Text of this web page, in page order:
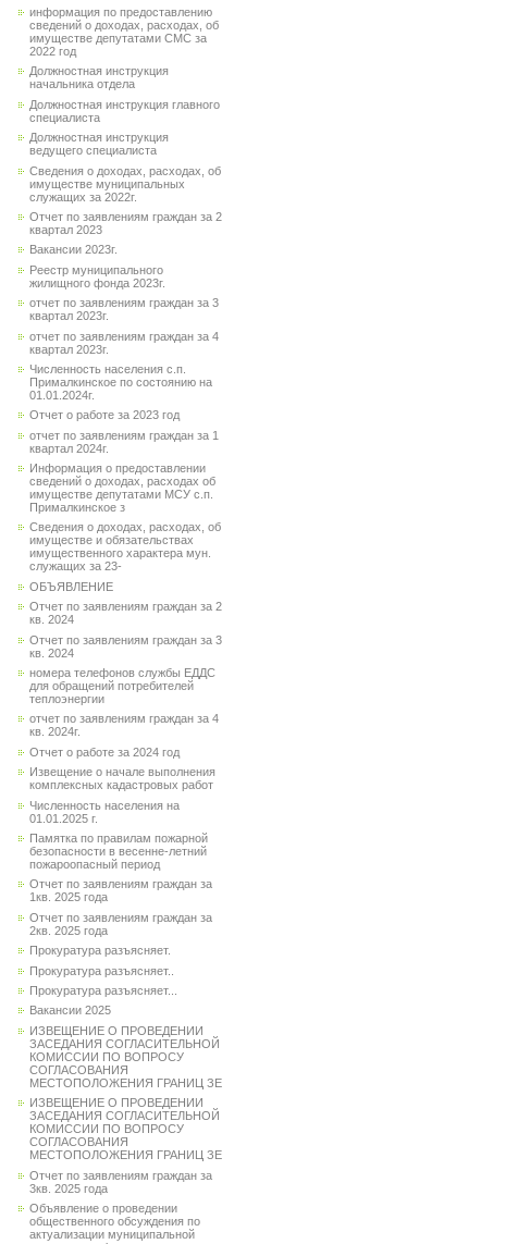
информация по предоставлению
сведений о доходах, расходах, об
имуществе депутатами СМС за
2022 год
Должностная инструкция
начальника отдела
Должностная инструкция главного
специалиста
Должностная инструкция
ведущего специалиста
Сведения о доходах, расходах, об
имуществе муниципальных
служащих за 2022г.
Отчет по заявлениям граждан за 2
квартал 2023
Вакансии 2023г.
Реестр муниципального
жилищного фонда 2023г.
отчет по заявлениям граждан за 3
квартал 2023г.
отчет по заявлениям граждан за 4
квартал 2023г.
Численность населения с.п.
Прималкинское по состоянию на
01.01.2024г.
Отчет о работе за 2023 год
отчет по заявлениям граждан за 1
квартал 2024г.
Информация о предоставлении
сведений о доходах, расходах об
имуществе депутатами МСУ с.п.
Прималкинское з
Сведения о доходах, расходах, об
имуществе и обязательствах
имущественного характера мун.
служащих за 23-
ОБЪЯВЛЕНИЕ
Отчет по заявлениям граждан за 2
кв. 2024
Отчет по заявлениям граждан за 3
кв. 2024
номера телефонов службы ЕДДС
для обращений потребителей
теплоэнергии
отчет по заявлениям граждан за 4
кв. 2024г.
Отчет о работе за 2024 год
Извещение о начале выполнения
комплексных кадастровых работ
Численность населения на
01.01.2025 г.
Памятка по правилам пожарной
безопасности в весенне-летний
пожароопасный период
Отчет по заявлениям граждан за
1кв. 2025 года
Отчет по заявлениям граждан за
2кв. 2025 года
Прокуратура разъясняет.
Прокуратура разъясняет..
Прокуратура разъясняет...
Вакансии 2025
ИЗВЕЩЕНИЕ О ПРОВЕДЕНИИ
ЗАСЕДАНИЯ СОГЛАСИТЕЛЬНОЙ
КОМИССИИ ПО ВОПРОСУ
СОГЛАСОВАНИЯ
МЕСТОПОЛОЖЕНИЯ ГРАНИЦ ЗЕ
ИЗВЕЩЕНИЕ О ПРОВЕДЕНИИ
ЗАСЕДАНИЯ СОГЛАСИТЕЛЬНОЙ
КОМИССИИ ПО ВОПРОСУ
СОГЛАСОВАНИЯ
МЕСТОПОЛОЖЕНИЯ ГРАНИЦ ЗЕ
Отчет по заявлениям граждан за
3кв. 2025 года
Объявление о проведении
общественного обсуждения по
актуализации муниципальной